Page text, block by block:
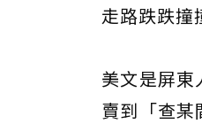
走路跌跌撞
美文是屏
賣到「查